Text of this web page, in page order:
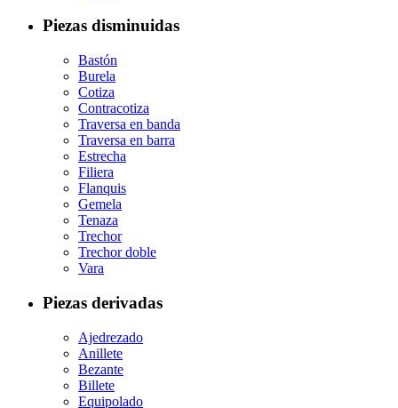
Piezas disminuidas
Bastón
Burela
Cotiza
Contracotiza
Traversa en banda
Traversa en barra
Estrecha
Filiera
Flanquis
Gemela
Tenaza
Trechor
Trechor doble
Vara
Piezas derivadas
Ajedrezado
Anillete
Bezante
Billete
Equipolado